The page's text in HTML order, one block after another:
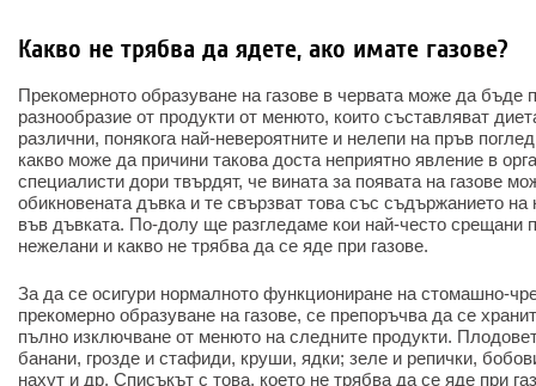
Какво не трябва да ядете, ако имате газове?
Прекомерното образуване на газове в червата може да бъде
разнообразие от продукти от менюто, които съставляват
различни, понякога най-невероятните и нелепи на пръв
какво може да причини такова доста неприятно явление в
специалисти дори твърдят, че вината за появата на газове
обикновената дъвка и те свързват това със съдържанието
във дъвката. По-долу ще разгледаме кои най-често срещани
нежелани и какво не трябва да се яде при газове.
За да се осигури нормалното функциониране на стомашно-
прекомерно образуване на газове, се препоръчва да се
пълно изключване от менюто на следните продукти.
банани, грозде и стафиди, круши, ядки; зеле и репички,
нахут и др. Списъкът с това, което не трябва да се яде при